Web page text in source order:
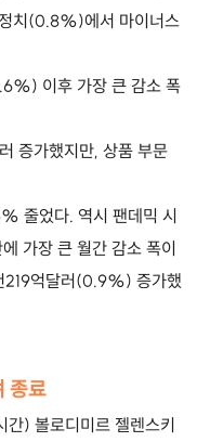
치(0.8%)에서 마이너스
이후 가장 큰 감소 폭
증가했지만, 상품 부문
줄었다. 역시 팬데믹 시
가장 큰 월간 감소 폭이
219억달러(0.9%) 증가했
종료
) 볼로디미르 젤렌스키